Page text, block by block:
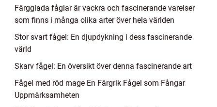
Färgglada fåglar är vackra och fascinerande varelser
som finns i många olika arter över hela världen
Stor svart fågel: En djupdykning i dess fascinerande
värld
Skarv fågel: En översikt över denna fascinerande art
Fågel med röd mage En Färgrik Fågel som Fångar
Uppmärksamheten